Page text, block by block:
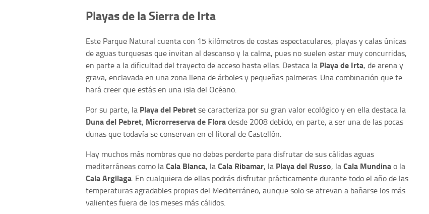
Playas de la Sierra de Irta
Este Parque Natural cuenta con 15 kilómetros de costas espectaculares, playas y calas únicas
de aguas turquesas que invitan al descanso y la calma, pues no suelen estar muy concurridas,
en parte a la dificultad del trayecto de acceso hasta ellas. Destaca la Playa de Irta, de arena y
grava, enclavada en una zona llena de árboles y pequeñas palmeras. Una combinación que te
hará creer que estás en una isla del Océano.
Por su parte, la Playa del Pebretse caracteriza por su gran valor ecológico y en ella destaca la
Duna del Pebret, Microrreserva de Floradesde 2008 debido, en parte, a ser una de las pocas
dunas que todavía se conservan en el litoral de Castellón.
Hay muchos más nombres que no debes perderte para disfrutar de sus cálidas aguas
mediterráneas como laCala Blanca, laCala Ribamar, la Playa del Russo, laCala Mundinao la
Cala Argilaga. En cualquiera de ellas podrás disfrutar prácticamente durante todo el año de las
temperaturas agradables propias del Mediterráneo, aunque solo se atrevan a bañarse los más
valientes fuera de los meses más cálidos.